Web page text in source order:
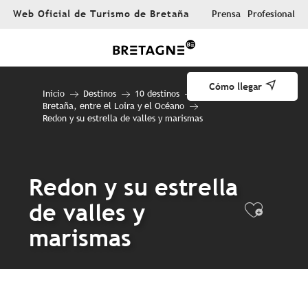
AllerWeb Oficial de Turismo de Bretaña Prensa Profesional
Cómo llegar
Inicio Destinos
10 destinos
Bretaña, entre el Loira y el Océano
Redon y su estrella de valles y marismas
Redon y su estrella
de valles y
marismas